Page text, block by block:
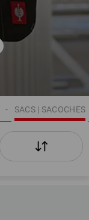
SACS | SACOCHES